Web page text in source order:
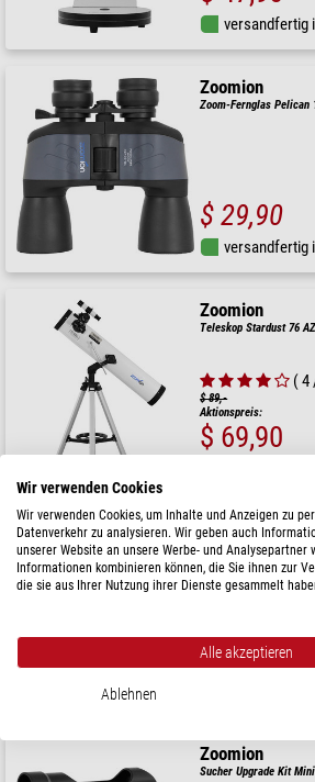
versandfertig
Zoomion
Zoom-Fernglas Pelican
$ 29,90
versandfertig
Zoomion
Teleskop Stardust 76 AZ
( 4
$ 89,-
Aktionspreis:
$ 69,90
Zoomion
Fernglas Albatross
$ 24,90
versandfertig
Zoomion
Sucher Upgrade Kit
Wir verwenden Cookies
Wir verwenden Cookies, um Inhalte und Anzeigen zu
Datenverkehr zu analysieren. Wir geben auch
unserer Website an unsere Werbe- und Analysepartner
Informationen kombinieren können, die Sie ihnen zur
die sie aus Ihrer Nutzung ihrer Dienste gesammelt
Alle akzeptieren
Ablehnen